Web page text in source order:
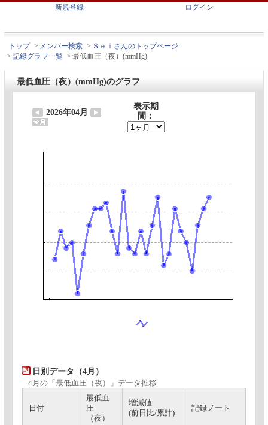
新規登録 ログイン
トップ > メンバー検索 > Ｓｅｉさんのトップページ
> 記録グラフ一覧 > 最低血圧（夜）(mmHg)
最低血圧（夜）(mmHg)のグラフ
2026年04月
表示期
間：
日別データ（4月）
4月の「最低血圧（夜）」データ推移
日付
最低血
圧
（夜）
増減値
(前日比/累計)
記録ノート